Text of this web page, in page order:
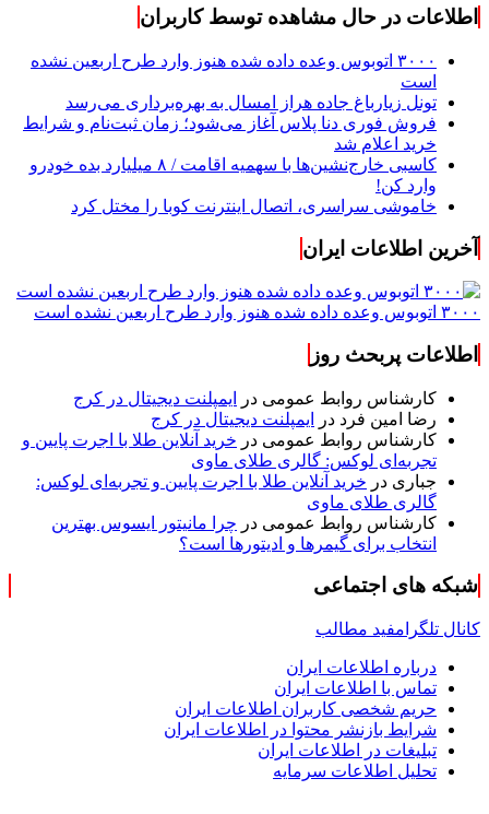
اطلاعات در حال مشاهده توسط کاربران
۳۰۰۰ اتوبوس وعده داده شده هنوز وارد طرح اربعین نشده
است
تونل زیارباغ جاده هراز امسال به بهره‌برداری می‌رسد
فروش فوری دنا پلاس آغاز می‌شود؛ زمان ثبت‌نام و شرایط
خرید اعلام شد
کاسبی خارج‌نشین‌ها با سهمیه اقامت / ۸ میلیارد بده خودرو
وارد کن!
خاموشی سراسری، اتصال اینترنت کوبا را مختل کرد
آخرین اطلاعات ایران
۳۰۰۰ اتوبوس وعده داده شده هنوز وارد طرح اربعین نشده است
اطلاعات پربحث روز
کارشناس روابط عمومی در
ایمپلنت دیجیتال در کرج
رضا امین فرد در
ایمپلنت دیجیتال در کرج
کارشناس روابط عمومی در خرید آنلاین طلا با اجرت پایین و
تجربه‌ای لوکس: گالری طلای ماوی
جباری در خرید آنلاین طلا با اجرت پایین و تجربه‌ای لوکس:
گالری طلای ماوی
کارشناس روابط عمومی در چرا مانیتور ایسوس بهترین
انتخاب برای گیمرها و ادیتورها است؟
شبکه های اجتماعی
کانال تلگرامفید مطالب
درباره اطلاعات ایران
تماس با اطلاعات ایران
حریم شخصی کاربران اطلاعات ایران
شرایط بازنشر محتوا در اطلاعات ایران
تبلیغات در اطلاعات ایران
تحلیل اطلاعات سرمایه